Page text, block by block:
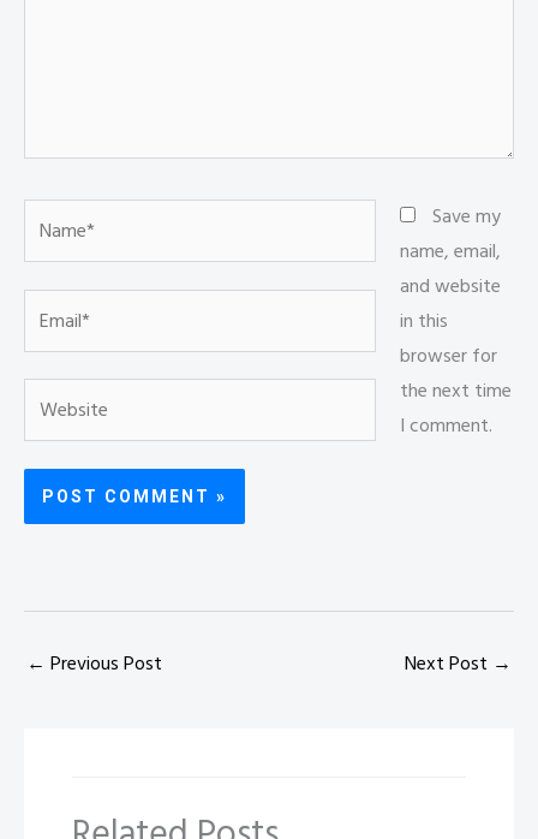
Website
Save my
name, email,
and website
in this
browser for
the next time
I comment.
← Previous Post Next Post →